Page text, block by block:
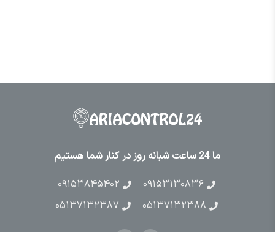
ما 24 ساعت شبانه روز در کنار شما هستیم
۰۹۱۵۳۱۳۰۸۳۶
۰۹۱۵۳۸۴۵۴۰۲
۰۵۱۳۷۱۳۲۳۸۸
۰۵۱۳۷۱۳۲۳۸۷